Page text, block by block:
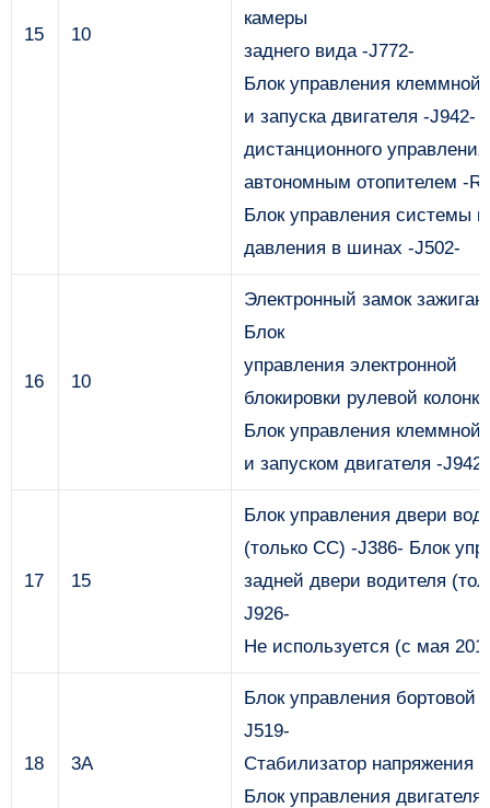
15 10
камеры
заднего вида -J772-
Блок управления клеммной
и запуска двигателя -J942-
дистанционного управления
автономным отопителем -
Блок управления системы
давления в шинах -J502-
16 10
Электронный замок
Блок
управления электронной
блокировки рулевой
Блок управления клеммной
и запуском двигателя -J942-
17 15
Блок управления двери
(только CC) -J386- Блок
задней двери водителя
J926-
Не используется (с мая
18 3A
Блок управления бортовой
J519-
Стабилизатор напряжения -
Блок управления двигателя